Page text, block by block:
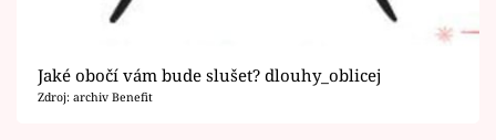
Jaké obočí vám bude slušet? dlouhy_oblicej
Zdroj: archiv Benefit